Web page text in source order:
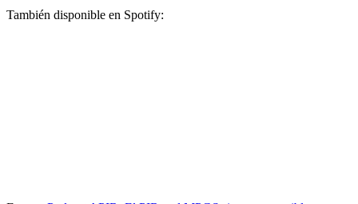
También disponible en Spotify: